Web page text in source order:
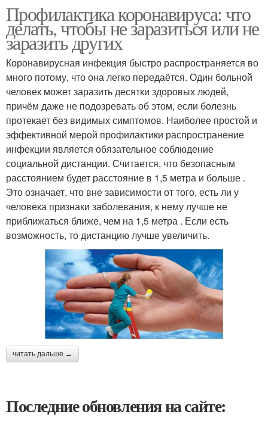
Профилактика коронавируса: что
делать, чтобы не заразиться или не
заразить других
Коронавирусная инфекция быстро распространяется во
много потому, что она легко передаётся. Один больной
человек может заразить десятки здоровых людей,
причём даже не подозревать об этом, если болезнь
протекает без видимых симптомов. Наиболее простой и
эффективной мерой профилактики распространение
инфекции является обязательное соблюдение
социальной дистанции. Считается, что безопасным
расстоянием будет расстояние в 1,5 метра и больше .
Это означает, что вне зависимости от того, есть ли у
человека признаки заболевания, к нему лучше не
приближаться ближе, чем на 1,5 метра . Если есть
возможность, то дистанцию лучше увеличить.
читать дальше →
Последние обновления на сайте: